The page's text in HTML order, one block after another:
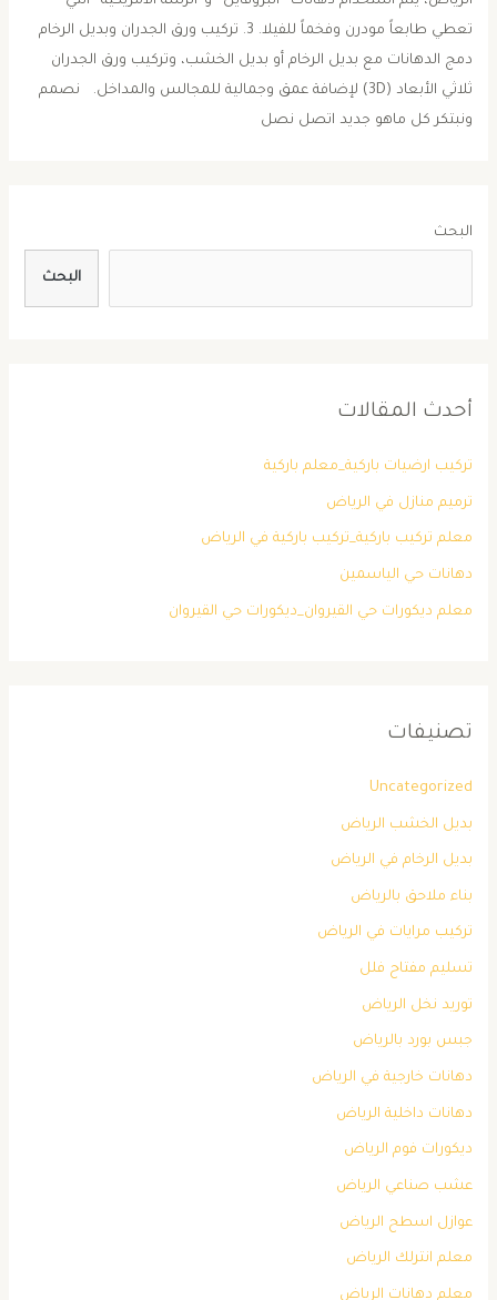
تعطي طابعاً مودرن وفخماً للفيلا. ​3. تركيب ورق الجدران وبديل الرخام ​
دمج الدهانات مع بديل الرخام أو بديل الخشب، وتركيب ورق الجدران
ثلاثي الأبعاد (3D) لإضافة عمق وجمالية للمجالس والمداخل. نصمم
ونبتكر كل ماهو جديد اتصل نصل
البحث
البحث
أحدث المقالات
تركيب ارضيات باركية_معلم باركية
ترميم منازل في الرياض
معلم تركيب باركية_تركيب باركية في الرياض
دهانات حي الياسمين
معلم ديكورات حي القيروان_ديكورات حي القيروان
تصنيفات
Uncategorized
بديل الخشب الرياض
بديل الرخام في الرياض
بناء ملاحق بالرياض
تركيب مرايات في الرياض
تسليم مفتاح فلل
توريد نخل الرياض
جبس بورد بالرياض
دهانات خارجية في الرياض
دهانات داخلية الرياض
ديكورات فوم الرياض
عشب صناعي الرياض
عوازل اسطح الرياض
معلم انترلك الرياض
معلم دهانات الرياض